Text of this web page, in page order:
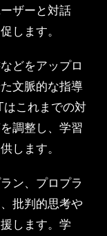
ザーと対話
します。
どをアップロ
文脈的な指導
これまでの対
調整し、学習
します。
ン、プロプラ
批判的思考や
します。学